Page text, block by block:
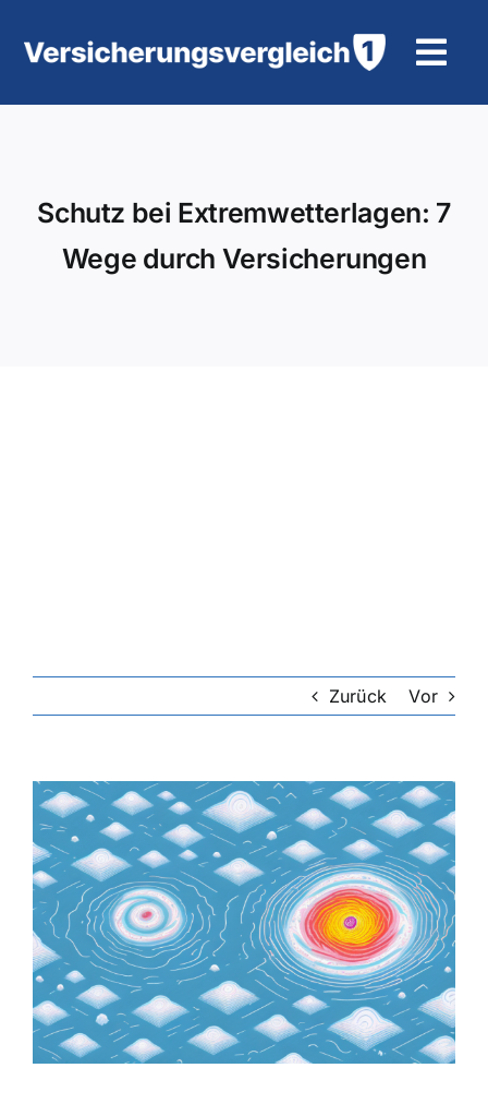
Inhalt
Motorradversicherung
Lebensversicherung
Hundekrankenversicherung
Hausratversicherung
Berufsunfähigkeitsversicherung
Schutz bei Extremwetterlagen: 7
Wege durch Versicherungen
Zurück Vor
Zeige
grösseres
Bild